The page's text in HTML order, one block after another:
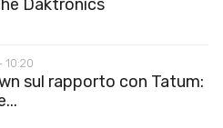
Daktronics
10:20
sul rapporto con Tatum: